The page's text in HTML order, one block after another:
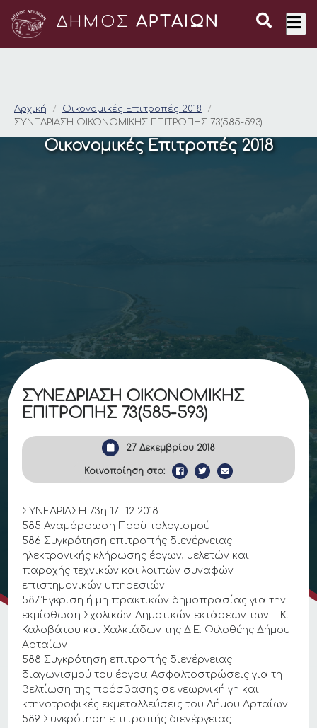
ΔΗΜΟΣ ΑΡΤΑΙΩΝ
ΣΥΝΕΔΡΙΑΣΗ
Αρχική
Οικονομικές Επιτροπές 2018
ΣΥΝΕΔΡΙΑΣΗ ΟΙΚΟΝΟΜΙΚΗΣ ΕΠΙΤΡΟΠΗΣ 73(585-593)
Οικονομικές Επιτροπές 2018
ΣΥΝΕΔΡΙΑΣΗ ΟΙΚΟΝΟΜΙΚΗΣ
ΕΠΙΤΡΟΠΗΣ 73(585-593)
27 Δεκεμβρίου 2018
Κοινοποίηση στο:
ΣΥΝΕΔΡΙΑΣΗ 73η 17 -12-2018
585 Αναμόρφωση Προϋπολογισμού
586 Συγκρότηση επιτροπής διενέργειας
ηλεκτρονικής κλήρωσης έργων, μελετών και
παροχής τεχνικών και λοιπών συναφών
επιστημονικών υπηρεσιών
587 Έγκριση ή μη πρακτικών δημοπρασίας για την
εκμίσθωση Σχολικών-Δημοτικών εκτάσεων των Τ.Κ.
Καλοβάτου και Χαλκιάδων της Δ.Ε. Φιλοθέης Δήμου
Αρταίων
588 Συγκρότηση επιτροπής διενέργειας
διαγωνισμού του έργου: Ασφαλτοστρώσεις για τη
βελτίωση της πρόσβασης σε γεωργική γη και
κτηνοτροφικές εκμεταλλεύσεις του Δήμου Αρταίων
589 Συγκρότηση επιτροπής διενέργειας